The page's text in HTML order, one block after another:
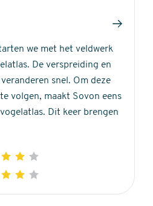
we met het veldwerk
De verspreiding en
snel. Om deze
volgen, maakt Sovon eens
Dit keer brengen
2 3 4
2 3 4